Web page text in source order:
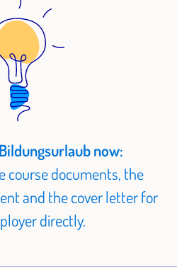
now:
course documents, the
and the cover letter for
directly.